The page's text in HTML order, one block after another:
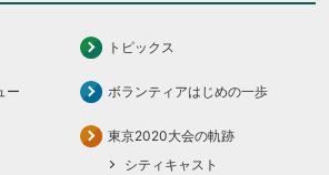
トピックス
ー ボランティアはじめの一歩
東京2020大会の軌跡
シティキャスト